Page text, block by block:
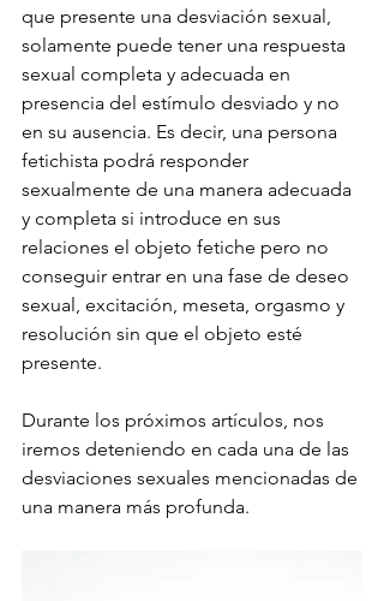
que presente una desviación sexual,
solamente puede tener una respuesta
sexual completa y adecuada en
presencia del estímulo desviado y no
en su ausencia. Es decir, una persona
fetichista podrá responder
sexualmente de una manera adecuada
y completa si introduce en sus
relaciones el objeto fetiche pero no
conseguir entrar en una fase de deseo
sexual, excitación, meseta, orgasmo y
resolución sin que el objeto esté
presente.
Durante los próximos artículos, nos
iremos deteniendo en cada una de las
desviaciones sexuales mencionadas de
una manera más profunda.